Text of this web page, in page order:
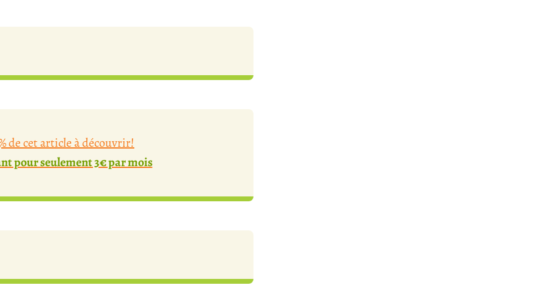
de cet article à découvrir!
pour seulement 3€ par mois